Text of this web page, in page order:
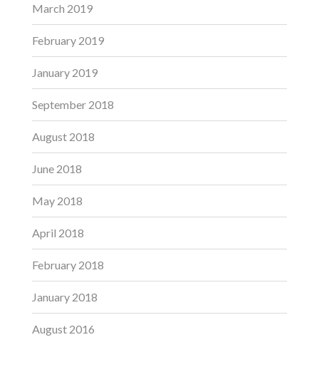
March 2019
February 2019
January 2019
September 2018
August 2018
June 2018
May 2018
April 2018
February 2018
January 2018
August 2016